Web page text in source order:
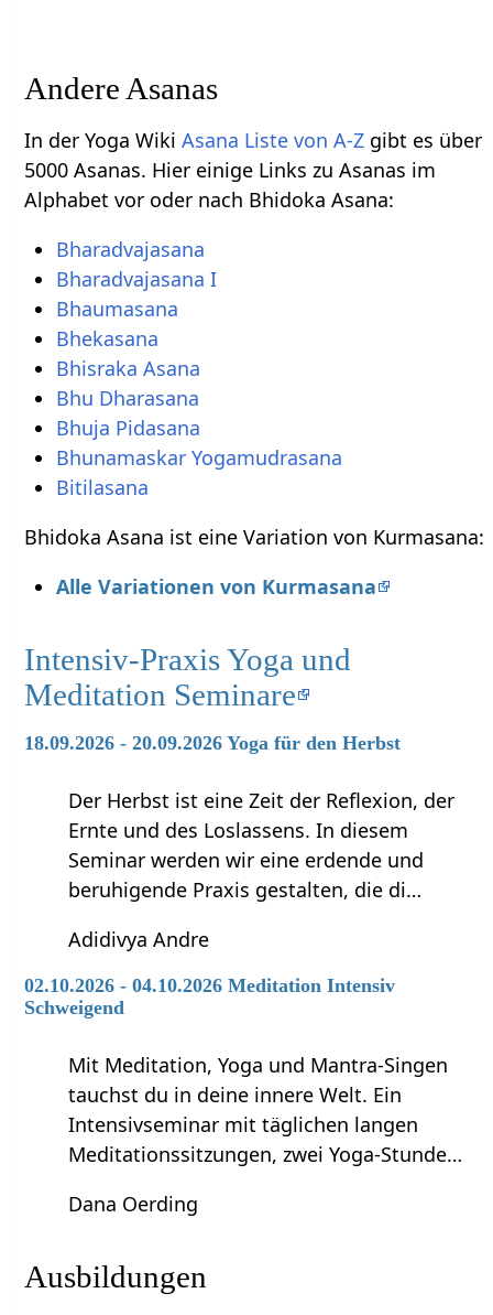
Andere Asanas
In der Yoga WikiAsana Liste von A-Z gibt es über
5000 Asanas. Hier einige Links zu Asanas im
Alphabet vor oder nach Bhidoka Asana:
Bharadvajasana
Bharadvajasana I
Bhaumasana
Bhekasana
Bhisraka Asana
Bhu Dharasana
Bhuja Pidasana
Bhunamaskar Yogamudrasana
Bitilasana
Bhidoka Asana ist eine Variation von Kurmasana:
Alle Variationen von Kurmasana
Intensiv-Praxis Yoga und
Meditation Seminare
18.09.2026 - 20.09.2026 Yoga für den Herbst
Der Herbst ist eine Zeit der Reflexion, der
Ernte und des Loslassens. In diesem
Seminar werden wir eine erdende und
beruhigende Praxis gestalten, die di…
Adidivya Andre
02.10.2026 - 04.10.2026 Meditation Intensiv
Schweigend
Mit Meditation, Yoga und Mantra-Singen
tauchst du in deine innere Welt. Ein
Intensivseminar mit täglichen langen
Meditationssitzungen, zwei Yoga-Stunde…
Dana Oerding
Ausbildungen